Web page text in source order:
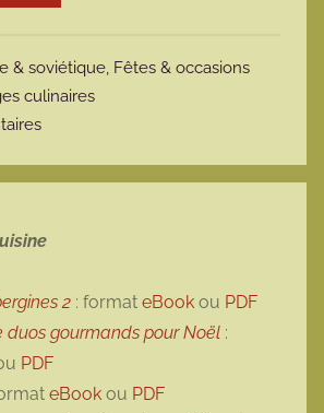
t
e
& soviétique, Fêtes & occasions
culinaires
2 : format eBook ou PDF
duos gourmands pour Noël :
PDF
eBook ou PDF